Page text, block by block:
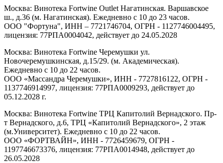
Москва: Винотека Fortwine Outlet Нагатинская. Варшавское
ш., д.36 (м. Нагатинская). Ежедневно с 10 до 23 часов.
ООО "Фортуна", ИНН – 7721746704, ОГРН - 1127746004495,
лицензия: 77РПА0004042, действует до 24.05.2028
Москва: Винотека Fortwine Черемушки ул.
Новочеремушкинская, д.15/29. (м. Академическая).
Ежедневно с 10 до 22 часов.
ООО «Массандра Черемушки», ИНН - 7727816122, ОГРН -
1137746914997, лицензия: 77РПА0009293, действует до
05.12.2028 г.
Москва: Винотека Fortwine ТРЦ Капитолий Вернадского. Пр-
т Вернадского, д.6, ТРЦ «Капитолий Вернадского», 2 этаж
(м.Университет). Ежедневно с 10 до 22 часов.
ООО «ФОРТВАЙН», ИНН - 7726459679, ОГРН -
1197746673376, лицензия: 77РПА0014948, действует до
26.05.2028